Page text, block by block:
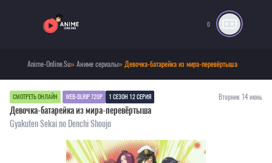
0
Anime-Online.Su»Аниме сериалы» Девочка-батарейка из мира-перевёртыша
СМОТРЕТЬ ОНЛАЙН WEB-DLRIP 720P 1 СЕЗОН 12 СЕРИЯ Вторник 14 июнь
Девочка-батарейка из мира-перевёртыша
Gyakuten Sekai no Denchi Shoujo